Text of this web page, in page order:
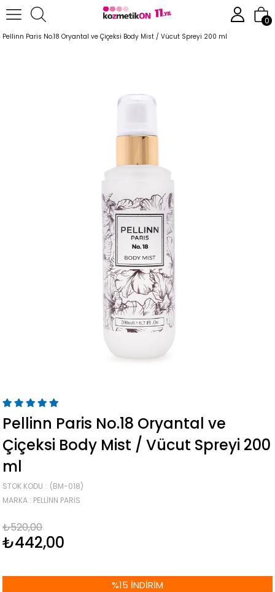
0
Anasayfa Body Mist
Pellinn Paris No.18 Oryantal ve Çiçeksi Body Mist / Vücut Spreyi 200 ml
Pellinn Paris No.18 Oryantal ve
Çiçeksi Body Mist / Vücut Spreyi 200
ml
STOK KODU
(BM-018)
MARKA : PELLINN PARIS
₺520,00
₺442,00
%15 İNDIRIM